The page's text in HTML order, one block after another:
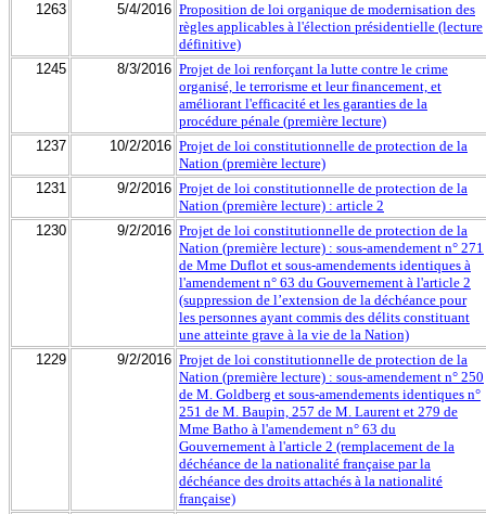
1263
5/4/2016 Proposition de loi organique de modernisation des
règles applicables à l'élection présidentielle (lecture
définitive)
1245
8/3/2016 Projet de loi renforçant la lutte contre le crime
organisé, le terrorisme et leur financement, et
améliorant l'efficacité et les garanties de la
procédure pénale (première lecture)
1237
10/2/2016 Projet de loi constitutionnelle de protection de la
Nation (première lecture)
1231
9/2/2016 Projet de loi constitutionnelle de protection de la
Nation (première lecture) : article 2
1230
9/2/2016 Projet de loi constitutionnelle de protection de la
Nation (première lecture) : sous-amendement n° 271
de Mme Duflot et sous-amendements identiques à
l'amendement n° 63 du Gouvernement à l'article 2
(suppression de l’extension de la déchéance pour
les personnes ayant commis des délits constituant
une atteinte grave à la vie de la Nation)
1229
9/2/2016 Projet de loi constitutionnelle de protection de la
Nation (première lecture) : sous-amendement n° 250
de M. Goldberg et sous-amendements identiques n°
251 de M. Baupin, 257 de M. Laurent et 279 de
Mme Batho à l'amendement n° 63 du
Gouvernement à l'article 2 (remplacement de la
déchéance de la nationalité française par la
déchéance des droits attachés à la nationalité
française)